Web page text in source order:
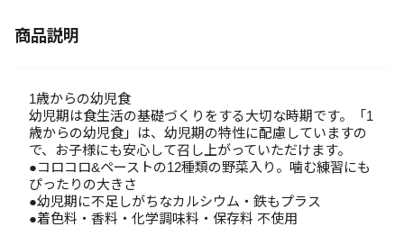
商品説明
1歳からの幼児食
幼児期は食生活の基礎づくりをする大切な時期です。「1
歳からの幼児食」は、幼児期の特性に配慮していますの
で、お子様にも安心して召し上がっていただけます。
●コロコロ&ペーストの12種類の野菜入り。噛む練習にも
ぴったりの大きさ
●幼児期に不足しがちなカルシウム・鉄もプラス
●着色料・香料・化学調味料・保存料 不使用